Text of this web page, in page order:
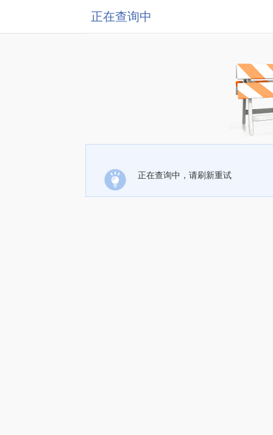
正在查询中
正在查询中，请刷新重试